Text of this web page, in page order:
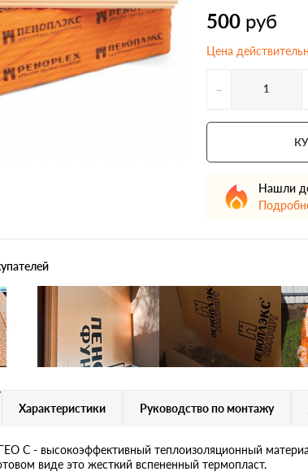
500 руб
Цена
-
Нашли
Характеристики Руководство по монтажу
С - высокоэффективный теплоизоляционный
виде это жесткий вспененный термопласт.